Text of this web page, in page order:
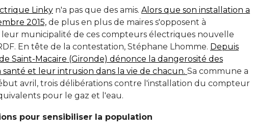
Linky n'a pas que des amis. Alors que son installation a
2015, de plus en plus de maires s'opposent à
municipalité de ces compteurs électriques nouvelle
En tête de la contestation, Stéphane Lhomme. Depuis
Saint-Macaire (Gironde) dénonce la dangerosité des
et leur intrusion dans la vie de chacun. Sa commune a
avril, trois délibérations contre l'installation du compteur
pour le gaz et l'eau.
pour sensibiliser la population